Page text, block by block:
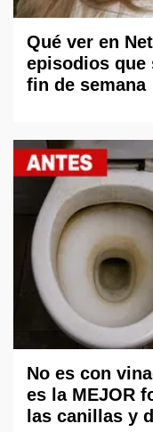
Qué ver en
episodios que
fin de semana
No es con
es la MEJOR
las canillas y